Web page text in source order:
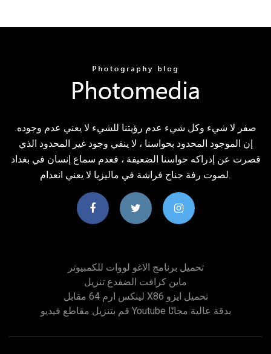
صفر لا شيء وكل شيء عدم رؤيتنا للشيء لا يعني عدم وجوده.
إن الموجود المحدود بحواسنا ، لا ينفي وجود غير المحدود الذي
قصرت عن إدراكه حواسنا الضعيفة ، فعدم سماع إنسان في بغداد
تحميل برنامج الاغو لووات للكمبيوتر
ماين كرافت الضفدع تنزيل
لينكس ارم 64 مقابل X86 تحميل ايزو
قم بتنزيل مقاطع فيديو Youtube بدقة عالية مجانًا